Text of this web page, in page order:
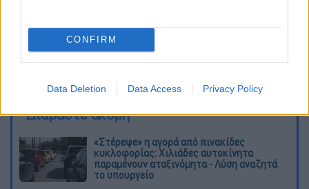
CONFIRM
Data Deletion Data Access Privacy Policy
Διαβάστε ακόμη
«Στέρεψε» η αγορά από πινακίδες
κυκλοφορίας: Χιλιάδες αυτοκίνητα
παραμένουν αταξινόμητα - Λύση αναζητά
το υπουργείο